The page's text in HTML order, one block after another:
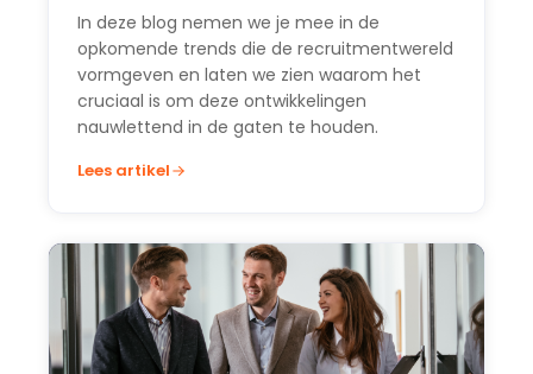
In deze blog nemen we je mee in de
opkomende trends die de recruitmentwereld
vormgeven en laten we zien waarom het
cruciaal is om deze ontwikkelingen
nauwlettend in de gaten te houden.
Lees artikel